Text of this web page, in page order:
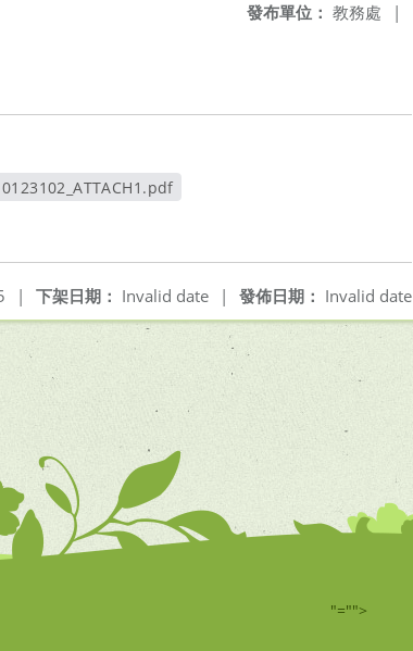
發布單位： 教務處 |
發佈日期： Invalid date
下架日期： Invalid date |
|
"="">